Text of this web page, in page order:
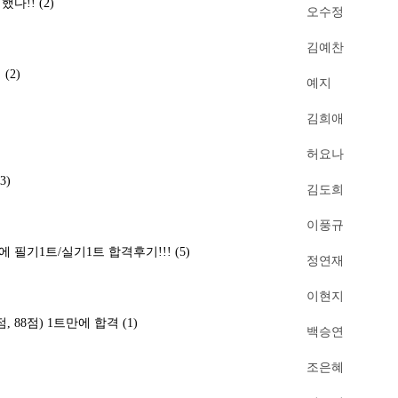
다!! (2)
오수정
김예찬
(2)
예지
김희애
허요나
김도희
이풍규
필기1트/실기1트 합격후기!!! (5)
정연재
이현지
, 88점) 1트만에 합격 (1)
백승연
조은혜